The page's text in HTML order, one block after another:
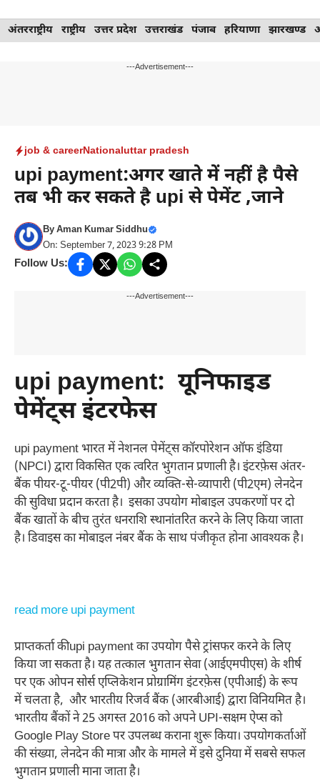
Skip
to
अंतरराष्ट्रीय राष्ट्रीय उत्तर प्रदेश उत्तराखंड पंजाब हरियाणा झारखण्ड
---Advertisement---
job & careerNationaluttar pradesh
upi payment:अगर खाते में नहीं है पैसे
तब भी कर सकते है upi से पेमेंट ,जाने
ByAman Kumar Siddhu
On: September 7, 2023 9:28 PM
Follow Us:
---Advertisement---
upi payment: यूनिफाइड
पेमेंट्स इंटरफेस
upi payment भारत में नेशनल पेमेंट्स कॉरपोरेशन ऑफ इंडिया
(NPCI) द्वारा विकसित एक त्वरित भुगतान प्रणाली है। इंटरफ़ेस अंतर-
बैंक पीयर-टू-पीयर (पी2पी) और व्यक्ति-से-व्यापारी (पी2एम) लेनदेन
की सुविधा प्रदान करता है। इसका उपयोग मोबाइल उपकरणों पर दो
बैंक खातों के बीच तुरंत धनराशि स्थानांतरित करने के लिए किया जाता
है। डिवाइस का मोबाइल नंबर बैंक के साथ पंजीकृत होना आवश्यक है।
read more upi payment
प्राप्तकर्ता कीupi payment का उपयोग पैसे ट्रांसफर करने के लिए
किया जा सकता है। यह तत्काल भुगतान सेवा (आईएमपीएस) के शीर्ष
पर एक ओपन सोर्स एप्लिकेशन प्रोग्रामिंग इंटरफ़ेस (एपीआई) के रूप
में चलता है, और भारतीय रिजर्व बैंक (आरबीआई) द्वारा विनियमित है।
भारतीय बैंकों ने 25 अगस्त 2016 को अपने UPI-सक्षम ऐप्स को
Google Play Store पर उपलब्ध कराना शुरू किया। उपयोगकर्ताओं
की संख्या, लेनदेन की मात्रा और के मामले में इसे दुनिया में सबसे सफल
भुगतान प्रणाली माना जाता है।